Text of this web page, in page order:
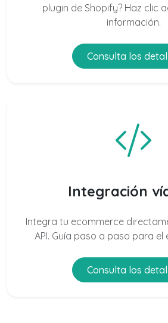
plugin de Shopify? Haz clic
información.
Consulta los
Integración
Integra tu ecommerce
API. Guía paso a paso para el
Consulta los